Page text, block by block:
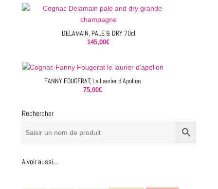
DELAMAIN, PALE & DRY 70cl
145,00€
FANNY FOUGERAT, Le Laurier d’Apollon
75,00€
Rechercher
A voir aussi…